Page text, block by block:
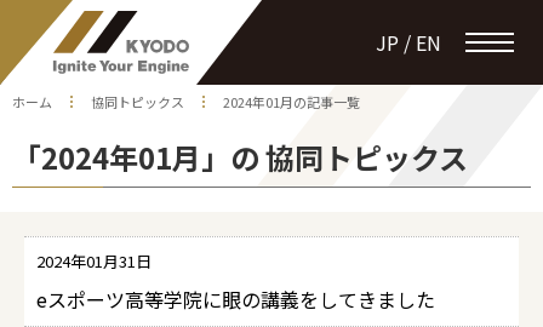
JP / EN
ホーム 協同トピックス 2024年01月の記事一覧
「2024年01月」の 協同トピックス
2024年01月31日
eスポーツ高等学院に眼の講義をしてきました